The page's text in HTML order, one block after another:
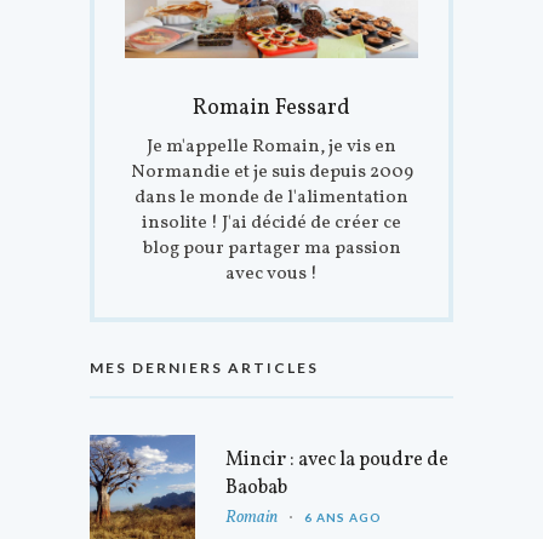
Romain Fessard
Je m'appelle Romain, je vis en
Normandie et je suis depuis 2009
dans le monde de l'alimentation
insolite ! J'ai décidé de créer ce
blog pour partager ma passion
avec vous !
MES DERNIERS ARTICLES
Mincir : avec la poudre de
Baobab
Romain 6 ANS AGO